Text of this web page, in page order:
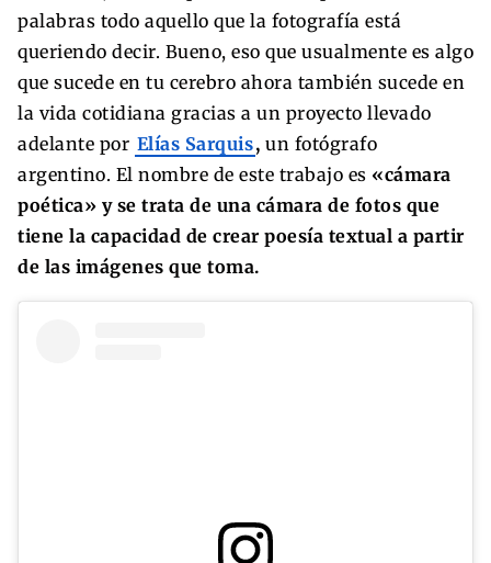
palabras todo aquello que la fotografía está
queriendo decir. Bueno, eso que usualmente es algo
que sucede en tu cerebro ahora también sucede en
la vida cotidiana gracias a un proyecto llevado
adelante por Elías Sarquis, un fotógrafo
argentino. El nombre de este trabajo es «cámara
poética» y se trata de una cámara de fotos que
tiene la capacidad de crear poesía textual a partir
de las imágenes que toma.